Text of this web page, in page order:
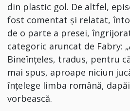
din plastic gol. De altfel,
fost comentat și relatat,
de o parte a presei,
categoric aruncat de Fabry:
Bineînțeles, tradus, pentru
mai spus, aproape niciun
înțelege limba română,
vorbească.